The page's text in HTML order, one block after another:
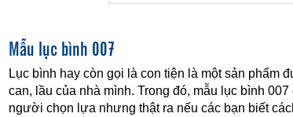
Mẫu lục bình 007
Lục bình hay còn gọi là con tiện là một sản phẩm
can, lầu của nhà mình. Trong đó, mẫu lục bình
người chọn lựa nhưng thật ra nếu các bạn biết